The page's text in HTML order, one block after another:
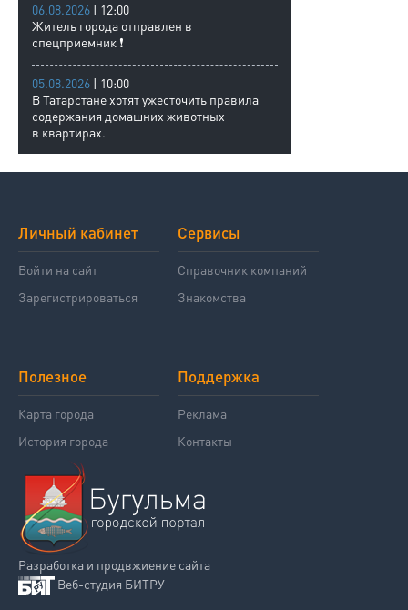
06.08.2026 | 12:00
Житель города отправлен в
спецприемник ❗
05.08.2026 | 10:00
В Татарстане хотят ужесточить правила
содержания домашних животных
в квартирах.
Личный кабинет
Войти на сайт
Зарегистрироваться
Сервисы
Справочник компаний
Знакомства
Полезное
Карта города
История города
Поддержка
Реклама
Контакты
Разработка и продвжиение сайта
Веб-студия БИТРУ